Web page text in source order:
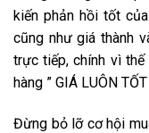
kiến phản hồi tốt
cũng như giá thành
trực tiếp, chính vì thế
hàng ” GIÁ LUÔN
Đừng bỏ lỡ cơ hội